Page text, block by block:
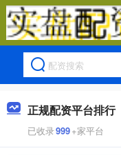
正规配资平台排行
已收录999+家平台